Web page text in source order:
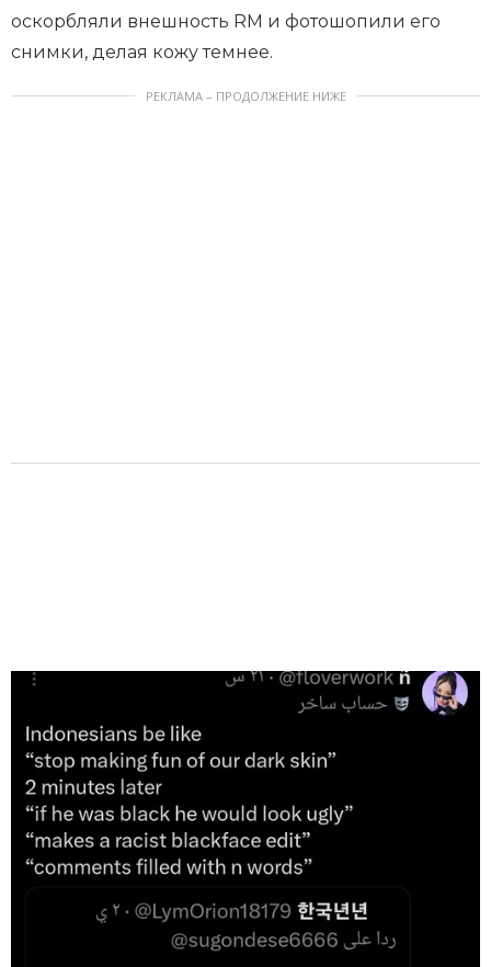
оскорбляли внешность RM и фотошопили его
снимки, делая кожу темнее.
РЕКЛАМА – ПРОДОЛЖЕНИЕ НИЖЕ